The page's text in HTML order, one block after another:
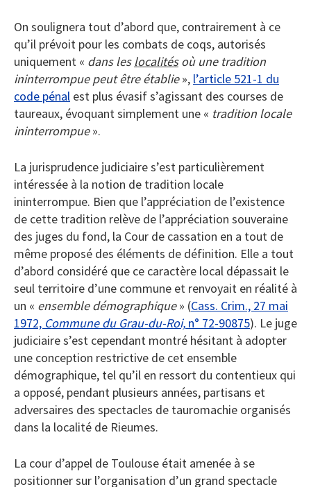
On soulignera tout d’abord que, contrairement à ce
qu’il prévoit pour les combats de coqs, autorisés
uniquement « dans leslocalitésoù une tradition
ininterrompue peut être établie», l’article 521-1 du
code pénal est plus évasif s’agissant des courses de
taureaux, évoquant simplement une « tradition locale
ininterrompue».
La jurisprudence judiciaire s’est particulièrement
intéressée à la notion de tradition locale
ininterrompue. Bien que l’appréciation de l’existence
de cette tradition relève de l’appréciation souveraine
des juges du fond, la Cour de cassation en a tout de
même proposé des éléments de définition. Elle a tout
d’abord considéré que ce caractère local dépassait le
seul territoire d’une commune et renvoyait en réalité à
un « ensemble démographique» (Cass. Crim., 27 mai
1972, Commune du Grau-du-Roi, n° 72-90875). Le juge
judiciaire s’est cependant montré hésitant à adopter
une conception restrictive de cet ensemble
démographique, tel qu’il en ressort du contentieux qui
a opposé, pendant plusieurs années, partisans et
adversaires des spectacles de tauromachie organisés
dans la localité de Rieumes.
La cour d’appel de Toulouse était amenée à se
positionner sur l’organisation d’un grand spectacle